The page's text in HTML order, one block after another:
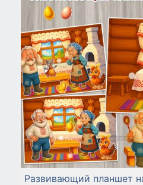
Развивающий планшет